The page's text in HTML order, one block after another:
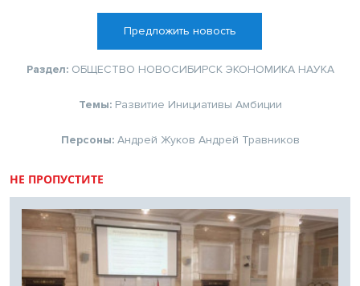
Предложить новость
Раздел: ОБЩЕСТВО НОВОСИБИРСК ЭКОНОМИКА НАУКА
Темы: Развитие Инициативы Амбиции
Персоны: Андрей Жуков Андрей Травников
НЕ ПРОПУСТИТЕ